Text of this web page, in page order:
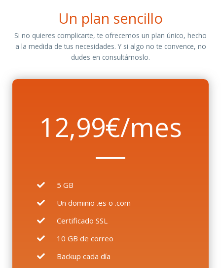
Un plan sencillo
Si no quieres complicarte, te ofrecemos un plan único, hecho
a la medida de tus necesidades. Y si algo no te convence, no
dudes en consultárnoslo.
12,99€/mes
5 GB
Un dominio .es o .com
Certificado SSL
10 GB de correo
Backup cada día